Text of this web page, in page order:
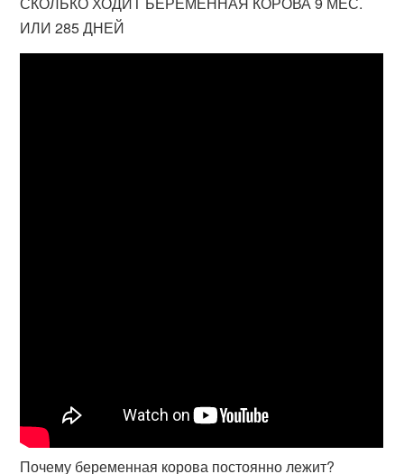
ИЛИ 285 ДНЕЙ
Почему беременная корова постоянно лежит?